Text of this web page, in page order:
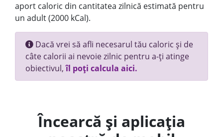
aport caloric din cantitatea zilnică estimată pentru
un adult (2000 kCal).
Dacă vrei să afli necesarul tău caloric și de
câte calorii ai nevoie zilnic pentru a-ți atinge
obiectivul,îl poți calcula aici.
Încearcă și aplicația